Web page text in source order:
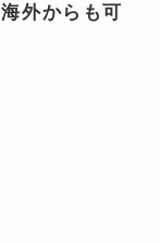
外からも可